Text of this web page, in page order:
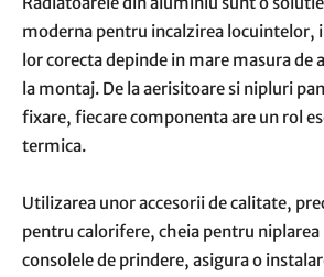
moderna pentru incalzirea locuintelor,
lor corecta depinde in mare masura de
la montaj. De la aerisitoare si nipluri
fixare, fiecare componenta are un rol
termica.
Utilizarea unor accesorii de calitate,
pentru calorifere, cheia pentru
consolele de prindere, asigura o